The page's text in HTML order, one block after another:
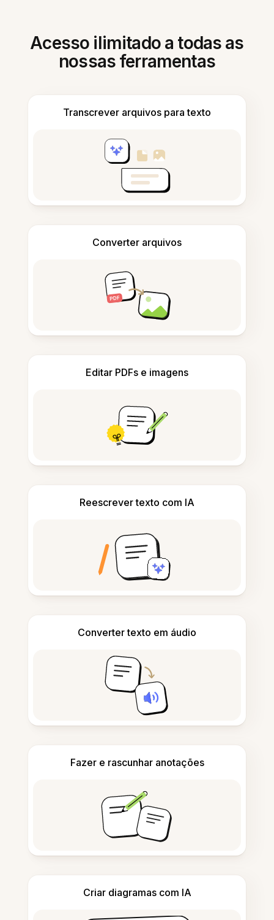
Acesso ilimitado a todas as
nossas ferramentas
Transcrever arquivos para texto
Converter arquivos
Editar PDFs e imagens
Reescrever texto com IA
Converter texto em áudio
Fazer e rascunhar anotações
Criar diagramas com IA